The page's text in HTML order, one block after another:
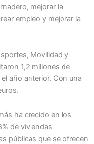
mejorar la
empleo y mejorar la
Movilidad y
1,2 millones de
año anterior. Con una
ha crecido en los
de viviendas
públicas que se ofrecen